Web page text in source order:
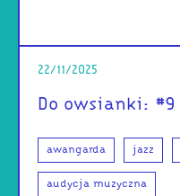
22/11/2025
Do owsianki: #9
awangarda jazz
audycja muzyczna